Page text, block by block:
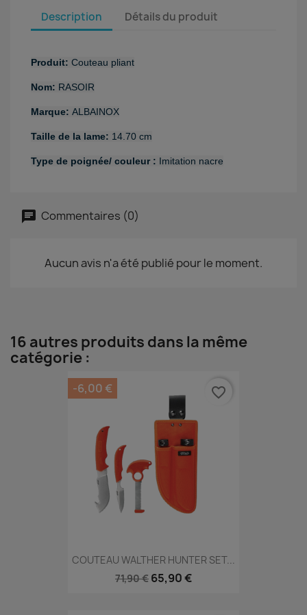
Description Détails du produit
Produit: Couteau pliant
Nom: RASOIR
Marque: ALBAINOX
Taille de la lame: 14.70 cm
Type de poignée/ couleur : Imitation nacre
Commentaires (0)
Aucun avis n'a été publié pour le moment.
16 autres produits dans la même
catégorie :
COUTEAU WALTHER HUNTER SET...
71,90 € 65,90 €
-6,00 € favorite_border